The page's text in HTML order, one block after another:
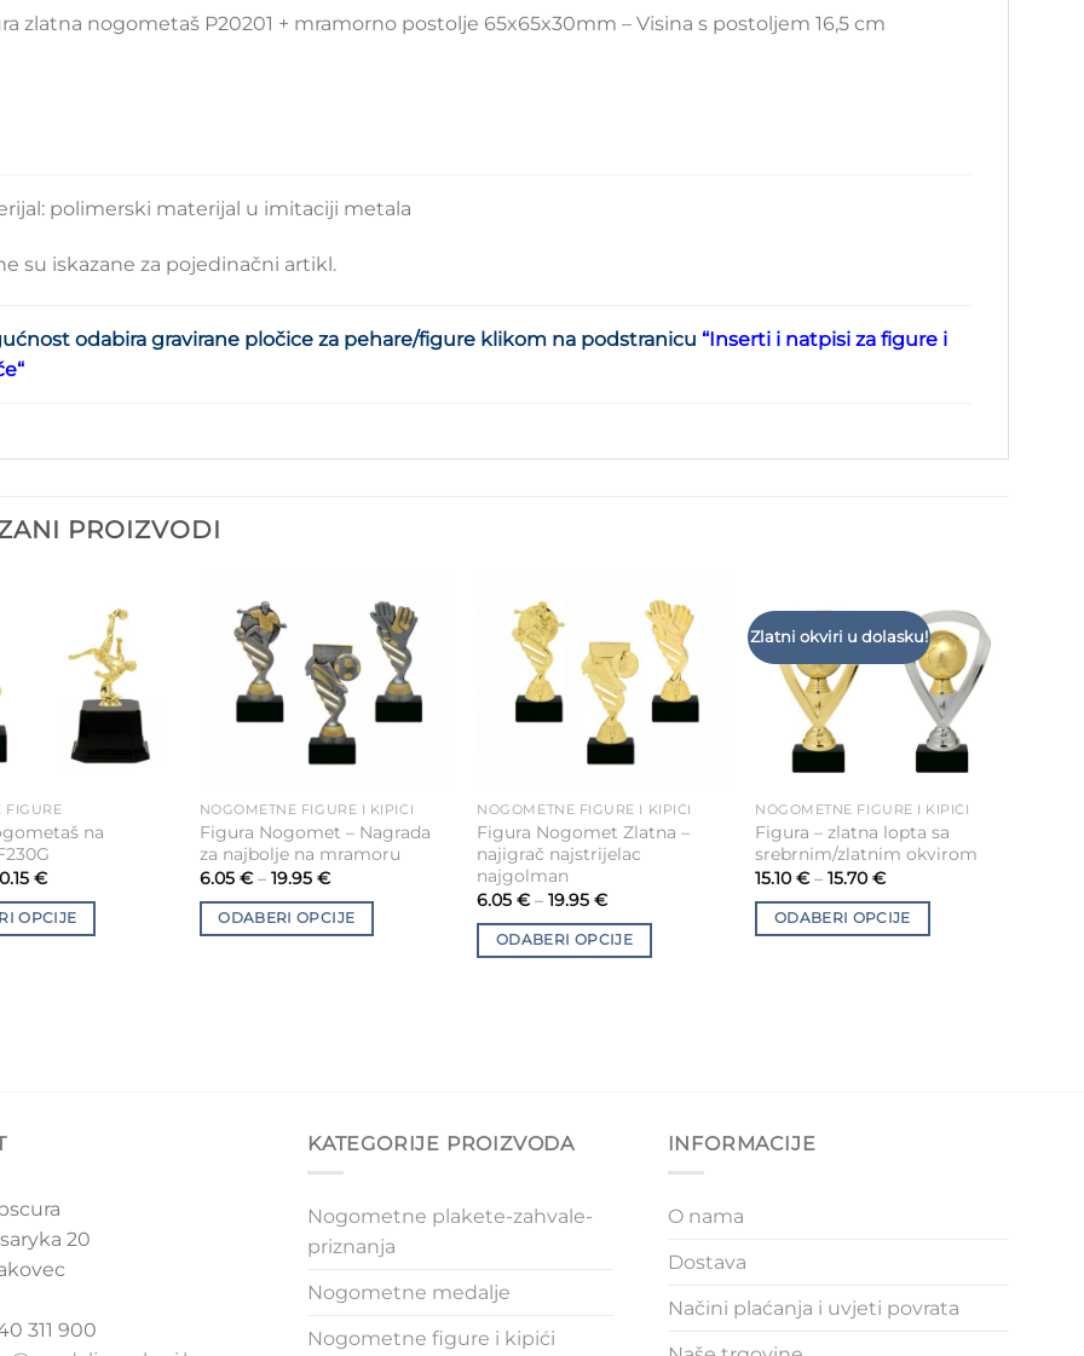
zlatna nogometaš P20201 + mramorno postolje 65x65x30mm – Visina s postoljem 16,5 cm
polimerski materijal u imitaciji metala
su iskazane za pojedinačni artikl.
odabira gravirane pločice za pehare/figure klikom na podstranicu “Inserti i natpisi za figure i
“
PROIZVODI
Add to
Wishlist
FIGURE
na
€
OPCIJE
Add to
Wishlist
NOGOMETNE FIGURE I KIPIĆI
Figura Nogomet – Nagrada
za najbolje na mramoru
6.05 €– 19.95 €
ODABERI OPCIJE
This
product
has
multiple
variants.
Add to
Wishlist
NOGOMETNE FIGURE I KIPIĆI
Figura Nogomet Zlatna –
najigrač najstrijelac
najgolman
6.05€–19.95€
ODABERI OPCIJE
This
product
has
multiple
variants.
The
product
Zlatni okviri u dolasku!
Add to
Wishlist
NOGOMETNE FIGURE I KIPIĆI
Figura – zlatna lopta sa
srebrnim/zlatnim okvirom
15.10€–15.70€
ODABERI OPCIJE
This
product
has
multiple
variants.
product
20
311 900
KATEGORIJE PROIZVODA
Nogometne plakete-zahvale-
priznanja
Nogometne medalje
Nogometne figure i kipići
INFORMACIJE
O nama
Dostava
Načini plaćanja i uvjeti povrata